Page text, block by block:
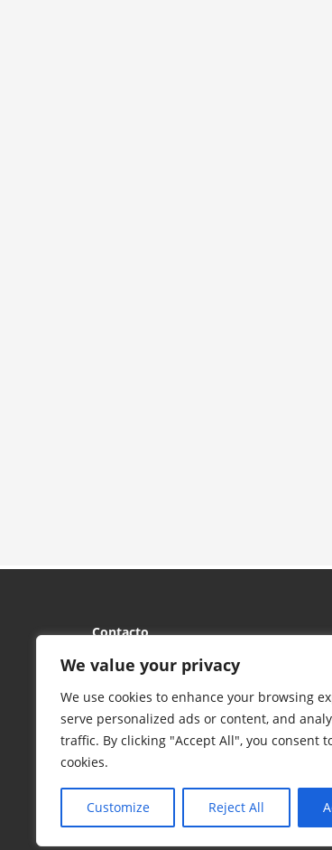
We value your privacy
We use cookies to enhance your browsing
serve personalized ads or content, and
traffic. By clicking "Accept All", you consent
cookies.
Customize Reject All
Contacto
C/ Santiago, 9 – 1ª planta - 47001 Valladolid
Abrir en Google Maps
Apartado de Correos 611 - 47080 Valladolid
Tel:983 39 50 36/983 39 08 63- Fax: 983 39
Email:
© 2017 FCYLBM Federación Territorial de